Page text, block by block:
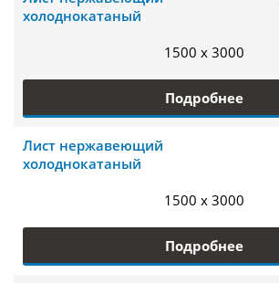
холоднокатаный
1500 x 3000
Подробнее
Лист нержавеющий
холоднокатаный
1500 x 3000
Подробнее